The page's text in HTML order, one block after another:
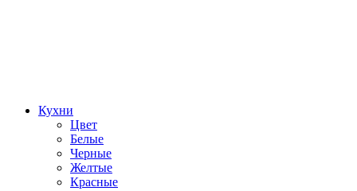
Кухни
Цвет
Белые
Черные
Желтые
Красные